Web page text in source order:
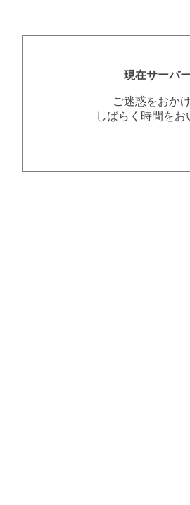
現在サーバ
ご迷惑をおか
しばらく時間を